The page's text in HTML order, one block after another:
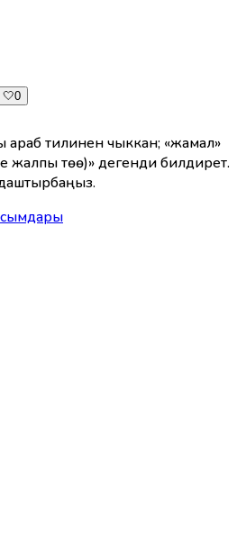
🤍0
тилинен чыккан; «жамал»
жалпы төө)» дегенди билдирет.